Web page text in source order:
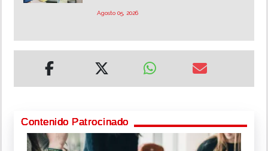
Agosto 05, 2026
Contenido Patrocinado